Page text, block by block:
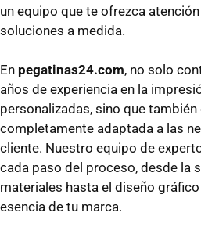
un equipo que te ofrezca
soluciones a medida.
En pegatinas24.com, no solo
años de experiencia en la
personalizadas, sino que
completamente adaptada a las
cliente. Nuestro equipo de
cada paso del proceso, desde la
materiales hasta el diseño
esencia de tu marca.